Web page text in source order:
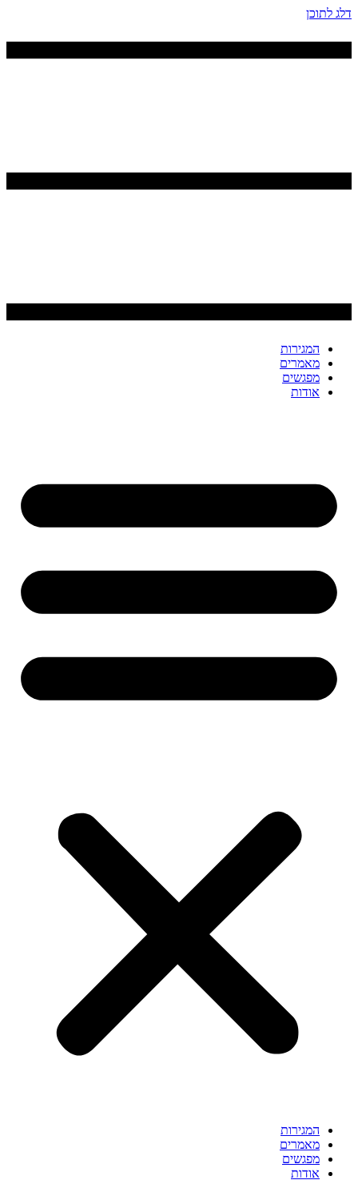
דלג לתוכן
המגירות
מאמרים
מפגשים
אודות
המגירות
מאמרים
מפגשים
אודות